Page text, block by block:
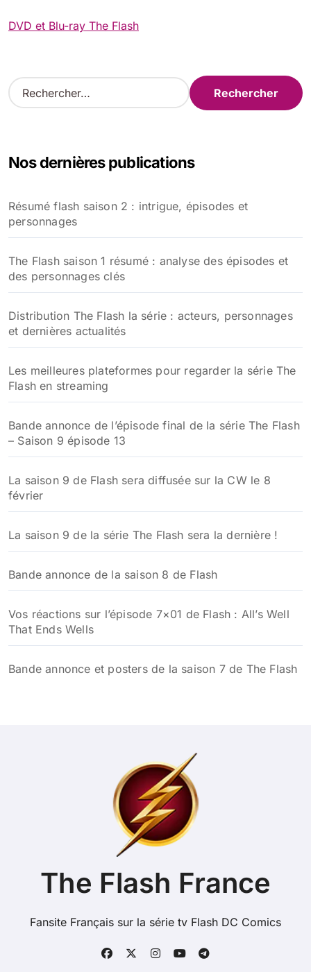
DVD et Blu-ray The Flash
R
e
r
e
r
Nos dernières publications
Résumé flash saison 2 : intrigue, épisodes et
personnages
The Flash saison 1 résumé : analyse des épisodes et
des personnages clés
Distribution The Flash la série : acteurs, personnages
et dernières actualités
Les meilleures plateformes pour regarder la série The
Flash en streaming
Bande annonce de l’épisode final de la série The Flash
– Saison 9 épisode 13
La saison 9 de Flash sera diffusée sur la CW le 8
février
La saison 9 de la série The Flash sera la dernière !
Bande annonce de la saison 8 de Flash
Vos réactions sur l’épisode 7×01 de Flash : All’s Well
That Ends Wells
Bande annonce et posters de la saison 7 de The Flash
The Flash France
Fansite Français sur la série tv Flash DC Comics